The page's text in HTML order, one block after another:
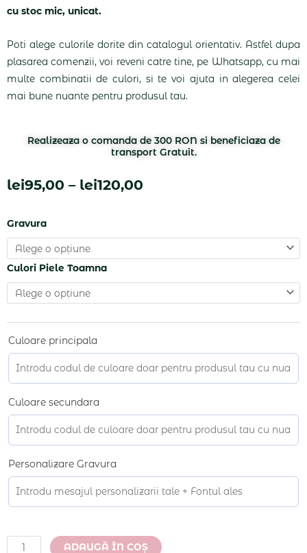
cu stoc mic, unicat.
Poti alege culorile dorite din catalogul orientativ. Astfel dupa
plasarea comenzii, voi reveni catre tine, pe Whatsapp, cu mai
multe combinatii de culori, si te voi ajuta in alegerea celei
mai bune nuante pentru produsul tau.
Realizeaza o comanda de 300 RON si beneficiaza de
transport Gratuit.
lei95,00 – lei120,00
prețuri:
lei95,00
până
Gravura
Culori Piele Toamna
Culoare principala
Culoare secundara
Personalizare Gravura
Cantitate
Portofel
din
piele
naturala,
MiniP
ADAUGĂ ÎN COȘ